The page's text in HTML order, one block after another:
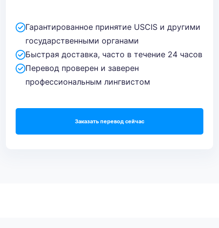
Гарантированное принятие USCIS и другими
государственными органами
Быстрая доставка, часто в течение 24 часов
Перевод проверен и заверен
профессиональным лингвистом
Заказать перевод сейчас